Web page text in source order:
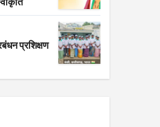
प्रशिक्षण